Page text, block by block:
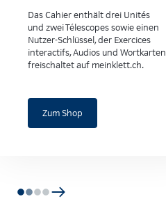
Das Cahier enthält drei Unités
und zwei Télescopes sowie einen
Nutzer-Schlüssel, der Exercices
interactifs, Audios und Wortkarten
freischaltet auf meinklett.ch.
Zum Shop